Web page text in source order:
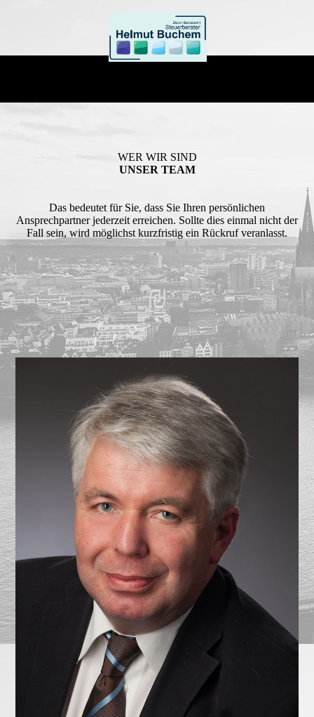
WER WIR SIND
UNSER TEAM
Das bedeutet für Sie, dass Sie Ihren persönlichen
Ansprechpartner jederzeit erreichen. Sollte dies einmal nicht der
Fall sein, wird möglichst kurzfristig ein Rückruf veranlasst.
₪